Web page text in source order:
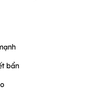
bẩn